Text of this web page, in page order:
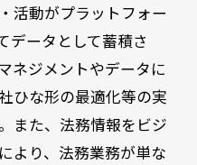
活動がプラットフォー
データとして蓄積さ
ネジメントやデータに
ひな形の最適化等の実
また、法務情報をビジ
より、法務業務が単な